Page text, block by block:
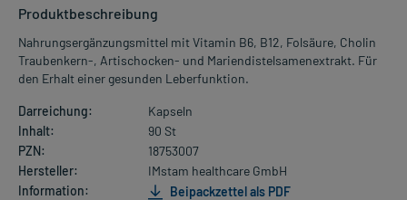
Produktbeschreibung
Nahrungsergänzungsmittel mit Vitamin B6, B12, Folsäure, Cholin
Traubenkern-, Artischocken- und Mariendistelsamenextrakt. Für
den Erhalt einer gesunden Leberfunktion.
Darreichung:
Kapseln
Inhalt:
90 St
PZN:
18753007
Hersteller:
IMstam healthcare GmbH
Information:
Beipackzettel als PDF